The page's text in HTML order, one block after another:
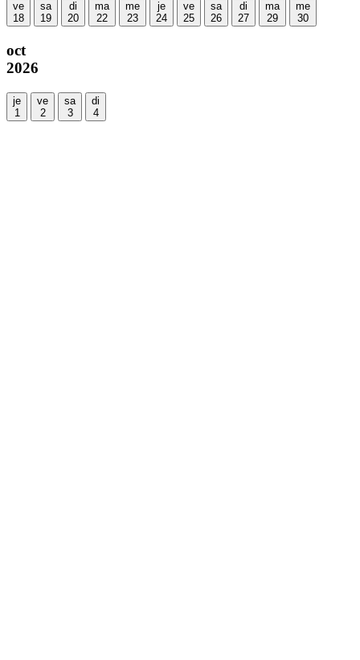
ve
18
sa
19
di
20
ma
22
me
23
je
24
ve
25
sa
26
di
27
ma
29
me
30
oct
2026
je
1
ve
2
sa
3
di
4